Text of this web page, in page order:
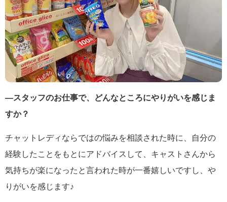
―スタッフのお仕事で、どんなところにやりがいを感じま
すか？
チャットレディならではの悩みを相談された時に、自分の
経験したことをもとにアドバイスして、キャストさんから
気持ちが楽になったと言われた時が一番嬉しいですし、や
りがいを感じます♪